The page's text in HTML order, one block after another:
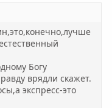
Богу
врядли скажет.
экспресс-это